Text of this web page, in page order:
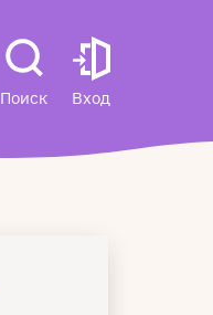
Поиск Вход